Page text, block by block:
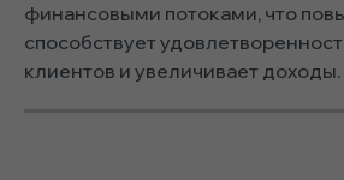
финансовыми потоками, что
способствует
клиентов и увеличивает доходы.